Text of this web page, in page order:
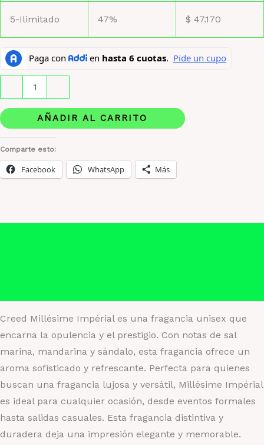
5-Ilimitado 47% $ 47.170
imperial
cantidadAÑADIR AL CARRITO
Comparte esto:
Facebook WhatsApp Más
Creed Millésime Impérial es una fragancia unisex que
encarna la opulencia y el prestigio. Con notas de sal
marina, mandarina y sándalo, esta fragancia ofrece un
aroma sofisticado y refrescante. Perfecta para quienes
buscan una fragancia lujosa y versátil, Millésime Impérial
es ideal para cualquier ocasión, desde eventos formales
hasta salidas casuales. Esta fragancia distintiva y
duradera deja una impresión elegante y memorable.